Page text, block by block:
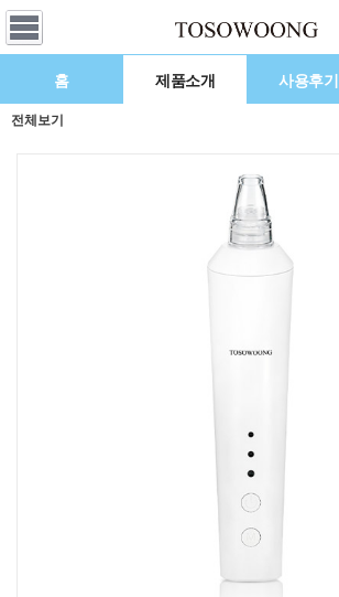
홈 제품소개 사용후기
전체보기